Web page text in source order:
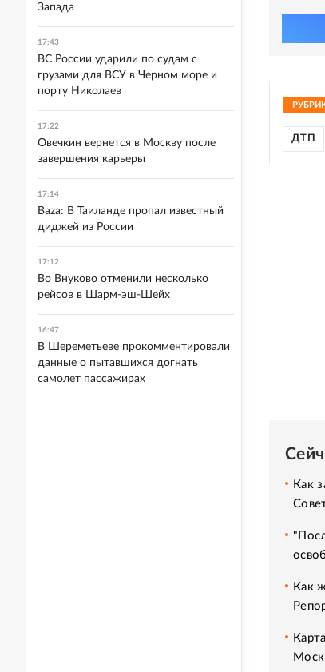
ДТП
Как
Как
Запада
17:43
ВС России ударили по судам с
грузами для ВСУ в Черном море и
порту Николаев
17:22
Овечкин вернется в Москву после
завершения карьеры
17:14
Baza: В Таиланде пропал известный
диджей из России
17:12
Во Внуково отменили несколько
рейсов в Шарм-эш-Шейх
16:47
В Шереметьеве прокомментировали
данные о пытавшихся догнать
самолет пассажирах